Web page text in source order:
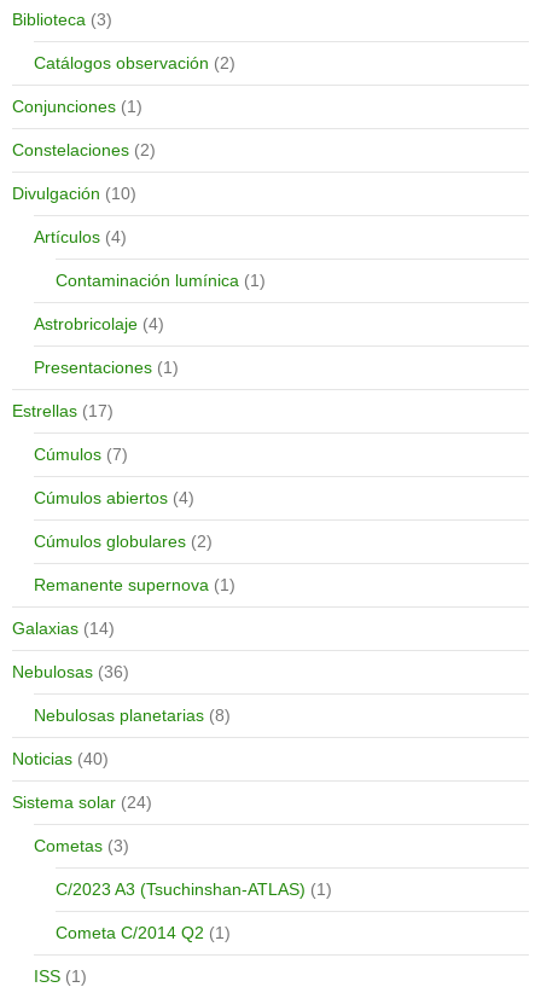
Biblioteca (3)
Catálogos observación (2)
Conjunciones (1)
Constelaciones (2)
Divulgación (10)
Artículos (4)
Contaminación lumínica (1)
Astrobricolaje (4)
Presentaciones (1)
Estrellas (17)
Cúmulos (7)
Cúmulos abiertos (4)
Cúmulos globulares (2)
Remanente supernova (1)
Galaxias (14)
Nebulosas (36)
Nebulosas planetarias (8)
Noticias (40)
Sistema solar (24)
Cometas (3)
C/2023 A3 (Tsuchinshan-ATLAS) (1)
Cometa C/2014 Q2 (1)
ISS (1)